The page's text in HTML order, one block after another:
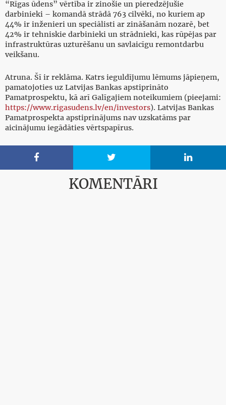
“Rīgas ūdens” vērtība ir zinošie un pieredzējušie
darbinieki – komandā strādā 763 cilvēki, no kuriem ap
44% ir inženieri un speciālisti ar zināšanām nozarē, bet
42% ir tehniskie darbinieki un strādnieki, kas rūpējas par
infrastruktūras uzturēšanu un savlaicīgu remontdarbu
veikšanu.
Atruna. Šī ir reklāma. Katrs ieguldījumu lēmums jāpieņem,
pamatojoties uz Latvijas Bankas apstiprināto
Pamatprospektu, kā arī Galīgajiem noteikumiem (pieejami:
https://www.rigasudens.lv/en/investors). Latvijas Bankas
Pamatprospekta apstiprinājums nav uzskatāms par
aicinājumu iegādāties vērtspapīrus.
  
KOMENTĀRI